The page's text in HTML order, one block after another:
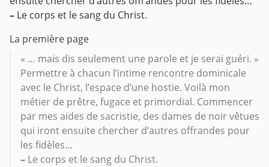
– Le corps et le sang du Christ.
La première page
« … mais dis seulement une parole et je serai guéri. »
Permettre à chacun l’intime rencontre dominicale
avec le Christ, l’espace d’une hostie. Voilà mon
métier de prêtre, fugace et primordial. Commencer
par mes aides de sacristie, des dames de noir vêtues
qui iront ensuite chercher d’autres offrandes pour
les fidèles…
– Le corps et le sang du Christ.